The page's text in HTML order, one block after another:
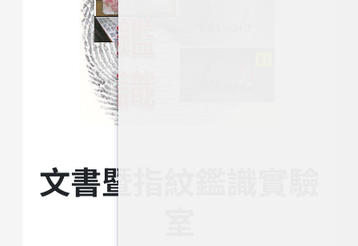
文書暨指紋鑑識實驗